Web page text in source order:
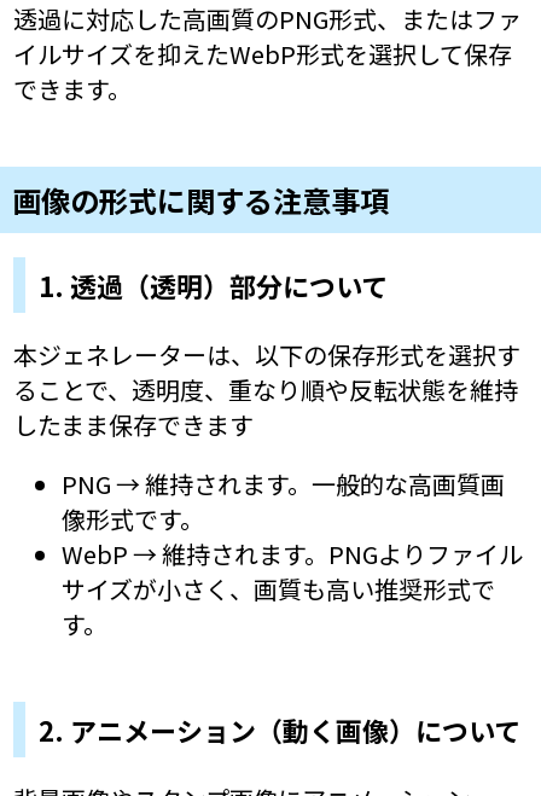
透過に対応した高画質のPNG形式、またはファ
イルサイズを抑えたWebP形式を選択して保存
できます。
画像の形式に関する注意事項
1. 透過（透明）部分について
本ジェネレーターは、以下の保存形式を選択す
ることで、透明度、重なり順や反転状態を維持
したまま保存できます
PNG → 維持されます。一般的な高画質画
像形式です。
WebP → 維持されます。PNGよりファイル
サイズが小さく、画質も高い推奨形式で
す。
2. アニメーション（動く画像）について